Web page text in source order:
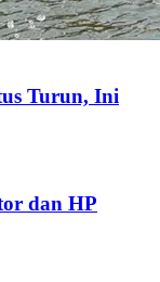
Turun, Ini
dan HP